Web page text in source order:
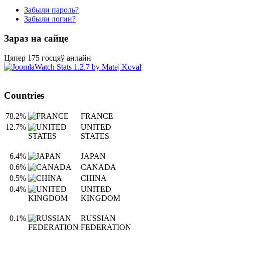
Забыли пароль?
Забыли логин?
Зараз на сайце
Цяпер 175 госцяў анлайн
Countries
78.2%
FRANCE
12.7%
UNITED
STATES
6.4%
JAPAN
0.6%
CANADA
0.5%
CHINA
0.4%
UNITED
KINGDOM
0.1%
RUSSIAN
FEDERATION